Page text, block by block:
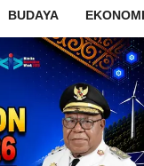
BUDAYA EKONOMI